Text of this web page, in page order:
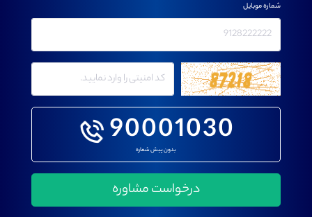
90001030
بدون پیش شماره
شماره موبایل